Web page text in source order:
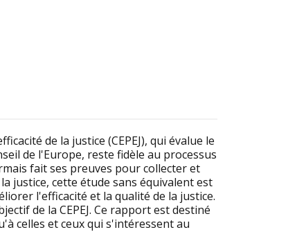
de la justice (CEPEJ), qui évalue le
de l'Europe, reste fidèle au processus
fait ses preuves pour collecter et
justice, cette étude sans équivalent est
l'efficacité et la qualité de la justice.
de la CEPEJ. Ce rapport est destiné
celles et ceux qui s'intéressent au